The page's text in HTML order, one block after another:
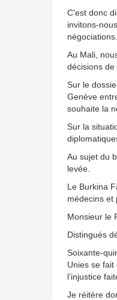
C'est donc
invitons-
négociations.
Au Mali,
décisions de
Sur le
Genève
souhaite la
Sur la
Au sujet du
levée.
Le Burkina
médecins et
Monsieur le
Distingués
Soixante-
Unies se
l’injustice
Je réitère